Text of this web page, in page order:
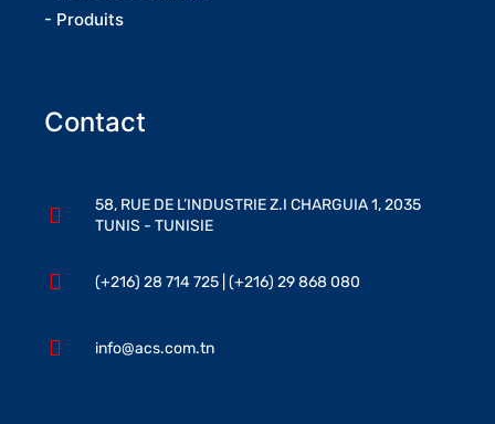
- Produits
Contact
58, RUE DE L’INDUSTRIE Z.I CHARGUIA 1, 2035
TUNIS - TUNISIE
(+216) 28 714 725 | (+216) 29 868 080
info@acs.com.tn